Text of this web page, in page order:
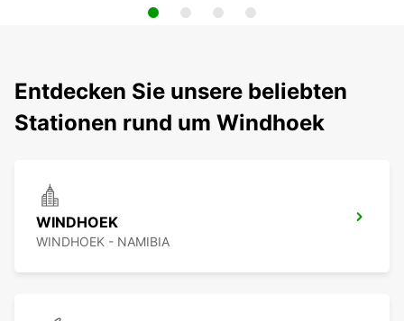
Entdecken Sie unsere beliebten
Stationen rund um Windhoek
WINDHOEK
WINDHOEK - NAMIBIA